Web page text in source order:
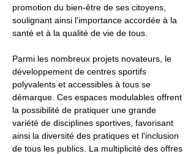
promotion du bien-être de ses citoyens,
soulignant ainsi l'importance accordée à la
santé et à la qualité de vie de tous.
Parmi les nombreux projets novateurs, le
développement de centres sportifs
polyvalents et accessibles à tous se
démarque. Ces espaces modulables offrent
la possibilité de pratiquer une grande
variété de disciplines sportives, favorisant
ainsi la diversité des pratiques et l'inclusion
de tous les publics. La multiplicité des offres